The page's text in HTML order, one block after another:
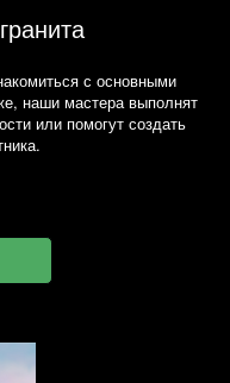
с основными
наши мастера выполнят
или помогут создать